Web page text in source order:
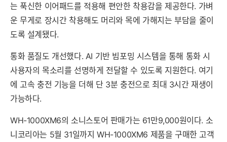
는 푹신한 이어패드를 적용해 편안한 착용감을 제공한다. 가벼
운 무게로 장시간 착용해도 머리와 목에 가해지는 부담을 줄이
도록 설계됐다.
통화 품질도 개선했다. AI 기반 빔포밍 시스템을 통해 통화 시
사용자의 목소리를 선명하게 전달할 수 있도록 지원한다. 여기
에 고속 충전 기능을 더해 단 3분 충전으로 최대 3시간 재생이
가능하다.
WH-1000XM6의 소니스토어 판매가는 61만9,000원이다. 소
니코리아는 5월 31일까지 WH-1000XM6 제품을 구매한 고객